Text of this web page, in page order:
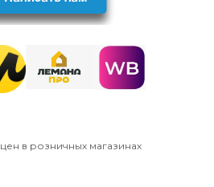
в розничных магазинах